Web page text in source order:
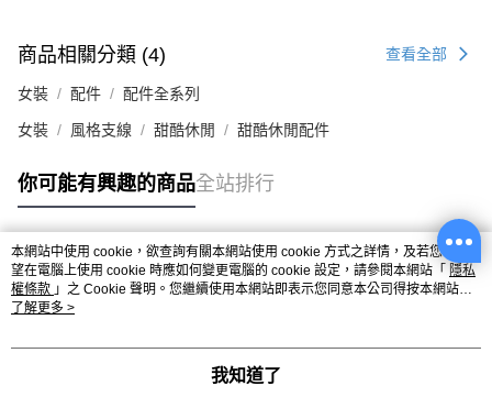
商品相關分類 (4) 查看全部
女裝 配件 配件全系列
女裝 風格支線 甜酷休閒 甜酷休閒配件
你可能有興趣的商品全站排行
熱門標籤
本網站中使用 cookie，欲查詢有關本網站使用 cookie 方式之詳情，及若您不希
望在電腦上使用 cookie 時應如何變更電腦的 cookie 設定，請參閱本網站「 隱私
權條款 」之 Cookie 聲明。您繼續使用本網站即表示您同意本公司得按本網站使
用條款之 Cookie 聲明使用 cookie。
了解更多 >
我知道了